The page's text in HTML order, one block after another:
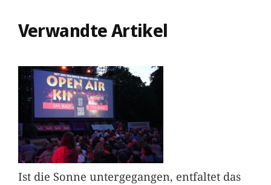
Verwandte Artikel
Ist die Sonne untergegangen, entfaltet das